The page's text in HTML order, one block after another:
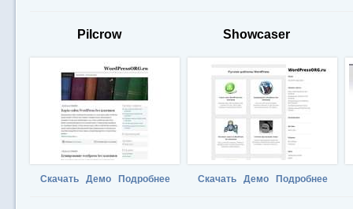
Pilcrow
Скачать Демо Подробнее
Showcaser
Скачать Демо Подробнее